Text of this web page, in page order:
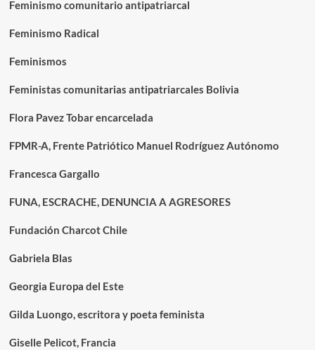
Feminismo comunitario antipatriarcal
Feminismo Radical
Feminismos
Feministas comunitarias antipatriarcales Bolivia
Flora Pavez Tobar encarcelada
FPMR-A, Frente Patriótico Manuel Rodríguez Autónomo
Francesca Gargallo
FUNA, ESCRACHE, DENUNCIA A AGRESORES
Fundación Charcot Chile
Gabriela Blas
Georgia Europa del Este
Gilda Luongo, escritora y poeta feminista
Giselle Pelicot, Francia